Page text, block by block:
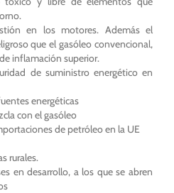
en los motores. Además el
que el gasóleo convencional,
inflamación superior.
de suministro energético en
energéticas
con el gasóleo
de petróleo en la UE
rurales.
en desarrollo, a los que se abren